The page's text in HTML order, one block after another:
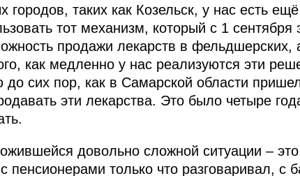
таких как Козельск, у нас есть
тот механизм, который с 1 сентября
продажи лекарств в фельдшерских,
как медленно у нас реализуются эти
сих пор, как в Самарской области
эти лекарства. Это было четыре
довольно сложной ситуации –
пенсионерами только что разговаривал, с